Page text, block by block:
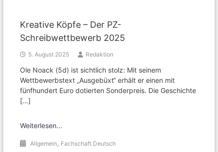
Kreative Köpfe – Der PZ-
Schreibwettbewerb 2025
5. August 2025 Redaktion
Ole Noack (5d) ist sichtlich stolz: Mit seinem
Wettbewerbstext „Ausgebüxt“ erhält er einen mit
fünfhundert Euro dotierten Sonderpreis. Die Geschichte
[…]
Weiterlesen...
Allgemein , Fachschaft Deutsch